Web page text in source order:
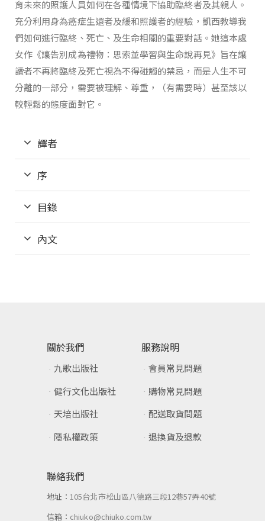
育未來的照護人員如何在各種情境下協助臨終者及其親人。
充分利用身為癌症生還者及緩和照護者的經驗，凱西教導我
們如何進行臨終、死亡、及生命相關的重要對話。她這本處
女作《讓告別成為禮物：思索並學習與生命說再見》旨在讓
讀者不再將臨終及死亡視為不得碰觸的禁忌，而是人生不可
分離的一部分，需要被理解、尊重，（有需要時）甚至該以
較輕鬆的態度面對它。
譯者
序
目錄
內文
關於我們
九歌出版社
健行文化出版社
天培出版社
隱私權政策
服務說明
會員常見問題
購物常見問題
配送取貨問題
退換貨及退款
聯絡我們
地址：105台北市松山區八德路三段12巷57弄40號
信箱： chiuko@chiuko.com.tw